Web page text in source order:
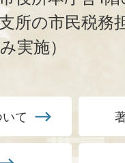
所の市民税務
実施）
て